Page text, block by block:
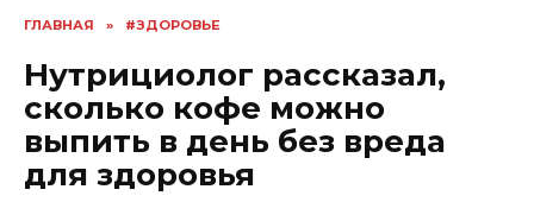
ГЛАВНАЯ » #ЗДОРОВЬЕ
Нутрициолог рассказал,
сколько кофе можно
выпить в день без вреда
для здоровья